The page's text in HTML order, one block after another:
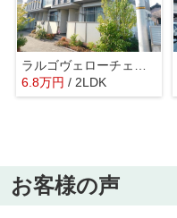
6.8万円 / 2LDK
お客様の声